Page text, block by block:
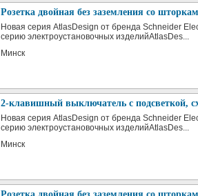
Розетка двойная без заземления со
Новая серия AtlasDesign от бренда Schneider
серию электроустановочных изделийAtlasDes...
Минск
2-клавишный выключатель с подсветкой,
Новая серия AtlasDesign от бренда Schneider
серию электроустановочных изделийAtlasDes...
Минск